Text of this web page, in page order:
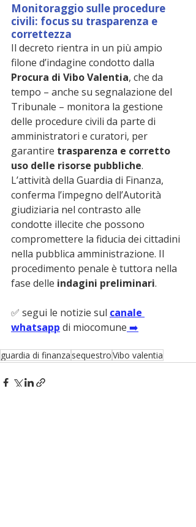
Monitoraggio sulle procedure
civili: focus su trasparenza e
correttezza
Il decreto rientra in un più ampio
filone d’indagine condotto dalla
Procura di Vibo Valentia, che da
tempo – anche su segnalazione del
Tribunale – monitora la gestione
delle procedure civili da parte di
amministratori e curatori, per
garantire trasparenza e corretto
uso delle risorse pubbliche.
L’attività della Guardia di Finanza,
conferma l’impegno dell’Autorità
giudiziaria nel contrasto alle
condotte illecite che possono
compromettere la fiducia dei cittadini
nella pubblica amministrazione. Il
procedimento penale è tuttora nella
fase delle indagini preliminari.
✅ segui le notizie sul canale
whatsapp di miocomune ➡️
guardia di finanza sequestroVibo valentia